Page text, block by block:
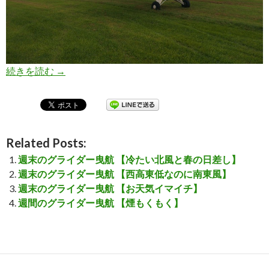
続きを読む 週末のグライダー曳航 【曇り空だけど、滞空で
→
Related Posts:
週末のグライダー曳航 【冷たい北風と春の日差し】
週末のグライダー曳航 【西高東低なのに南東風】
週末のグライダー曳航 【お天気イマイチ】
週間のグライダー曳航 【煙もくもく】